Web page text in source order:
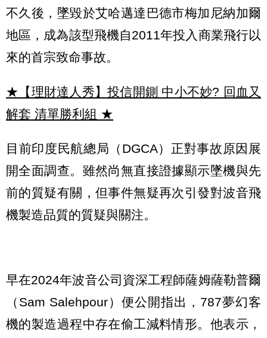
不久後，墜毀於艾哈邁達巴德市梅加尼納加爾
地區，成為該型飛機自2011年投入商業飛行以
來的首宗致命事故。
★【理財達人秀】投信開鍘 中小不妙? 回血又
解套 清單勝利組 ★
目前印度民航總局（DGCA）正對事故原因展
開全面調查。雖然尚無直接證據顯示墜機與先
前的質疑有關，但事件無疑再次引發對波音飛
機製造品質的質疑與關注。
早在2024年波音公司資深工程師薩姆薩勒普爾
（Sam Salehpour）便公開指出，787夢幻客
機的製造過程中存在偷工減料情形。他表示，